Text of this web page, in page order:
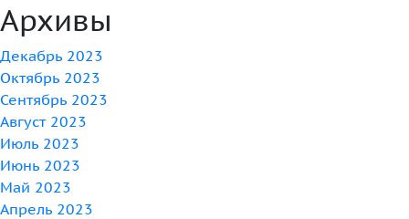
Архивы
Декабрь 2023
Октябрь 2023
Сентябрь 2023
Август 2023
Июль 2023
Июнь 2023
Май 2023
Апрель 2023